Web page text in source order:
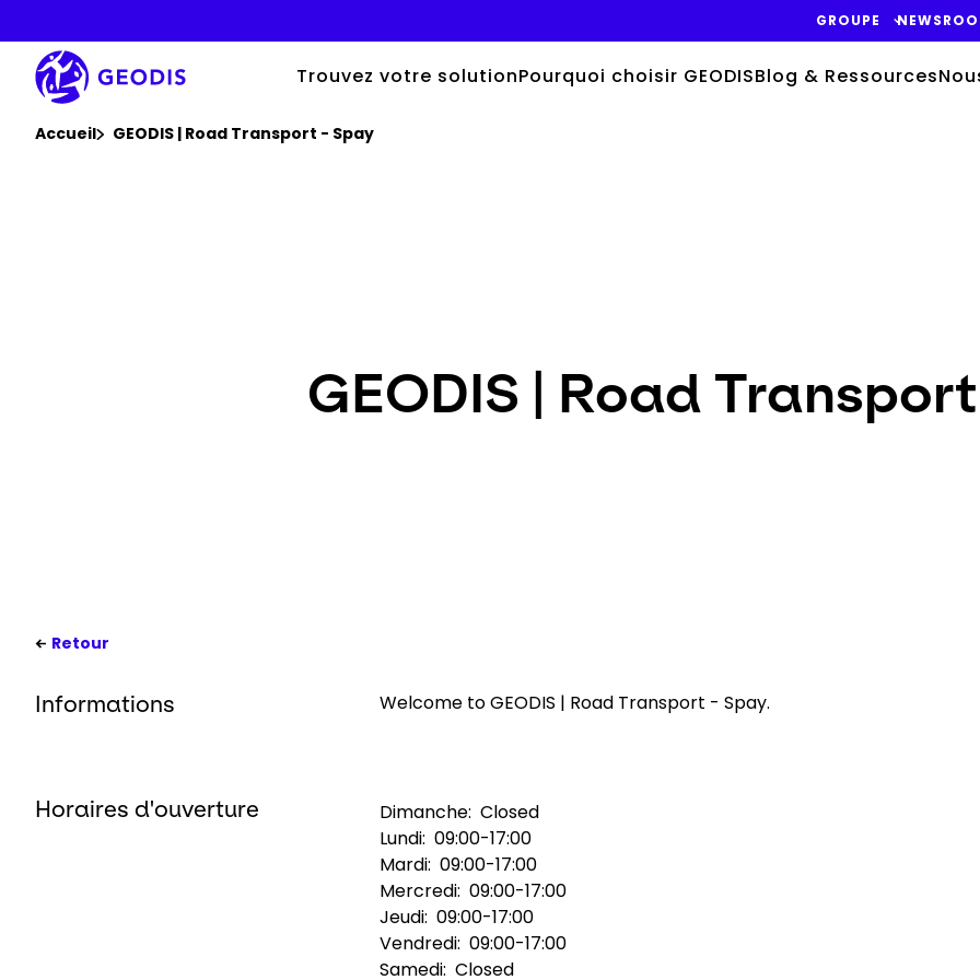
contenu
principal
GROUPE
Trouvez votre solutionPourquoi choisir GEODISBlog & Ressources
Accueil GEODIS | Road Transport - Spay
GEODIS | Road
Retour
Informations Welcome to GEODIS | Road Transport - Spay.
Horaires d'ouverture Dimanche:Closed
Lundi:09:00-17:00
Mardi:09:00-17:00
Mercredi:09:00-17:00
Jeudi:09:00-17:00
Vendredi:09:00-17:00
Samedi:Closed